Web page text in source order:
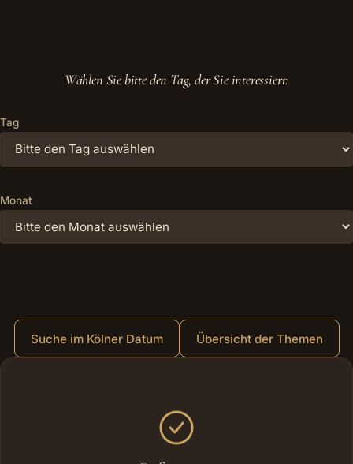
Wählen Sie bitte den Tag, der Sie interessiert:
Tag
Monat
Suche im Kölner Datum Übersicht der Themen
Weitere Bereiche